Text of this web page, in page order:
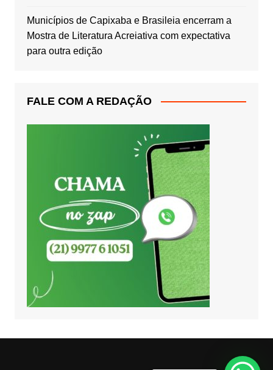
Municípios de Capixaba e Brasileia encerram a
Mostra de Literatura Acreiativa com expectativa
para outra edição
FALE COM A REDAÇÃO